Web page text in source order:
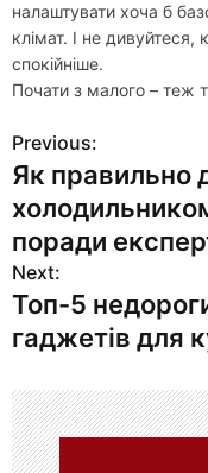
налаштувати хоча б
клімат. І не дивуйтеся,
спокійніше.
Почати з малого – теж
Н
а
в
и
г
ц
и
Previous:
Як правильно
поради
Next:
Топ-5
гаджетів для